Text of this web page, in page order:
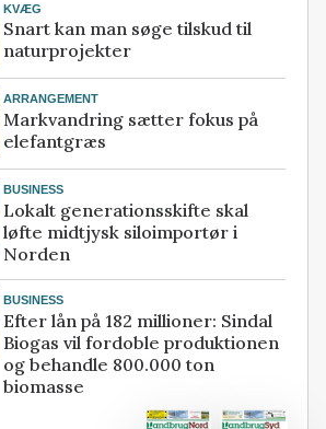
KVÆG
Snart kan man søge tilskud til
naturprojekter
ARRANGEMENT
Markvandring sætter fokus på
elefantgræs
BUSINESS
Lokalt generationsskifte skal
løfte midtjysk siloimportør i
Norden
BUSINESS
Efter lån på 182 millioner: Sindal
Biogas vil fordoble produktionen
og behandle 800.000 ton
biomasse